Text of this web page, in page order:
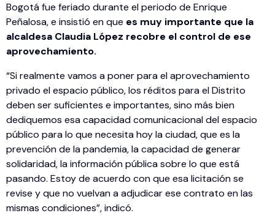
Bogotá fue feriado durante el periodo de Enrique
Peñalosa, e insistió en que es muy importante que la
alcaldesa Claudia López recobre el control de ese
aprovechamiento.
“Si realmente vamos a poner para el aprovechamiento
privado el espacio público, los réditos para el Distrito
deben ser suficientes e importantes, sino más bien
dediquemos esa capacidad comunicacional del espacio
público para lo que necesita hoy la ciudad, que es la
prevención de la pandemia, la capacidad de generar
solidaridad, la información pública sobre lo que está
pasando. Estoy de acuerdo con que esa licitación se
revise y que no vuelvan a adjudicar ese contrato en las
mismas condiciones”, indicó.